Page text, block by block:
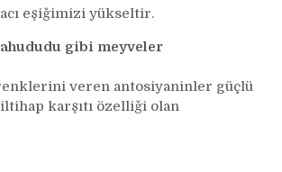
eşiğimizi yükseltir.
gibi meyveler
veren antosiyaninler güçlü
karşıtı özelliği olan